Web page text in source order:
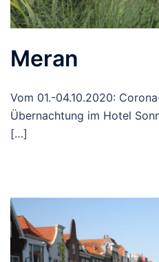
Meran
Vom 01.-04.10.2020:
Übernachtung im Hotel
[…]